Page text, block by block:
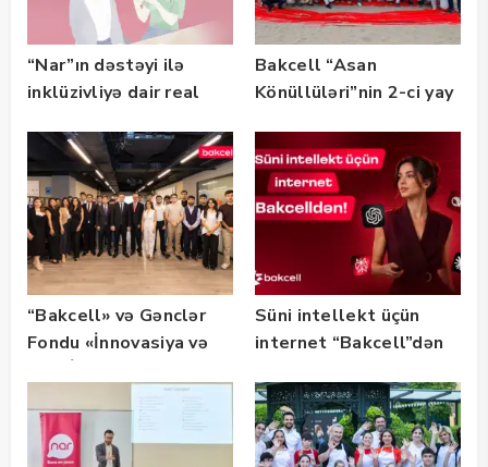
“Nar”ın dəstəyi ilə
inklüzivliyə dair real
təqdim edilir
Bakcell “Asan
Könüllüləri”nin 2-ci yay
olub — FOTO
“Bakcell» və Gənclər
Fondu «İnnovasiya və
təqaüd proqramının
qalibləri ilə görüş
keçirib
Süni intellekt üçün
internet “Bakcell”dən